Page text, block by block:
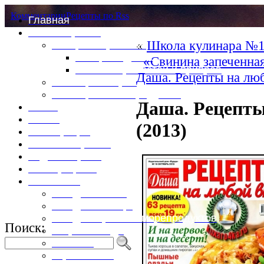
Главная
Специи и пряности
Специи и диета
Каталог пряностей и приправ
Таблица калорий
Блюда из рыбы и морепродуктов
КомментарииРецепты по Rss
Поиск:
«Школа кулинара
«Свинина
Даша. Рецепты на
Даша.
(2013)